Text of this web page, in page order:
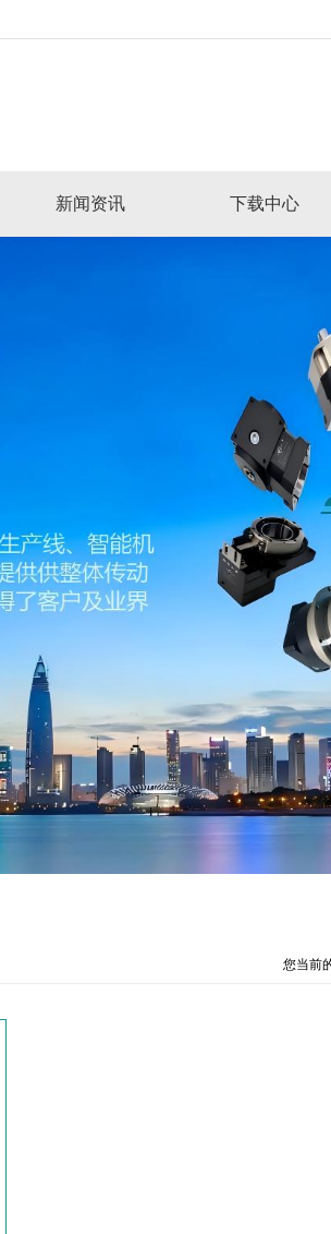
新闻资讯 下载中心
您当前